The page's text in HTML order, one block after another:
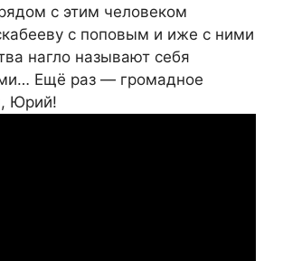
с этим человеком
с поповым и иже с ними
нагло называют себя
Ещё раз — громадное
Юрий!